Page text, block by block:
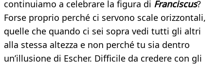
continuiamo a celebrare la figura di Franciscus?
Forse proprio perché ci servono scale orizzontali,
quelle che quando ci sei sopra vedi tutti gli altri
alla stessa altezza e non perché tu sia dentro
un’illusione di Escher. Difficile da credere con gli